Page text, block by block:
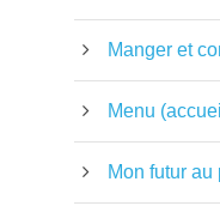
Manger et
Menu
Mon futur au